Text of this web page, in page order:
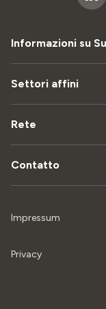
Informazioni su
Settori affini
Rete
Contatto
Impressum
Privacy